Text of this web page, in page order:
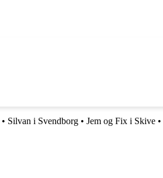
• Silvan i Svendborg • Jem og Fix i Skive •